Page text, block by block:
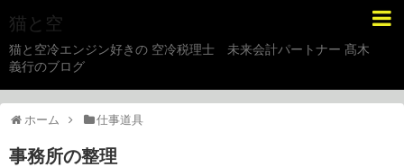
猫と空
猫と空冷エンジン好きの 空冷税理士 未来会計パートナー 髙木
義行のブログ
ホーム 仕事道具
事務所の整理